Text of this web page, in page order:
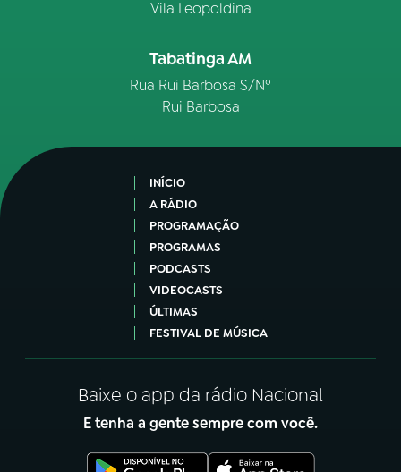
Vila Leopoldina
Tabatinga AM
Rua Rui Barbosa S/Nº
Rui Barbosa
INÍCIO
A RÁDIO
PROGRAMAÇÃO
PROGRAMAS
PODCASTS
VIDEOCASTS
ÚLTIMAS
FESTIVAL DE MÚSICA
Baixe o app da rádio Nacional
E tenha a gente sempre com você.